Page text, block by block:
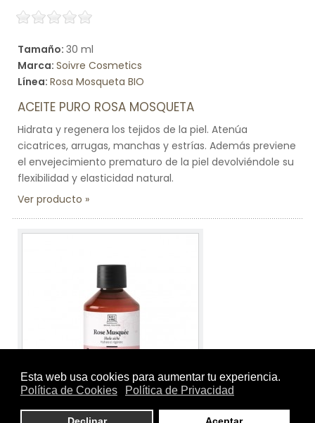
Tamaño: 30 ml
Marca: Soivre Cosmetics
Línea: Rosa Mosqueta BIO
ACEITE PURO ROSA MOSQUETA
Hidrata y regenera los tejidos de la piel. Atenúa
cicatrices, arrugas, manchas y estrías. Además previene
el envejecimiento prematuro de la piel devolviéndole su
flexibilidad y elasticidad natural.
Ver producto